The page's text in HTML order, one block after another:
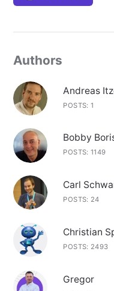
Authors
Andreas
POSTS: 1
Bobby
POSTS: 1149
Carl
POSTS: 24
Christian
POSTS: 2493
Gregor